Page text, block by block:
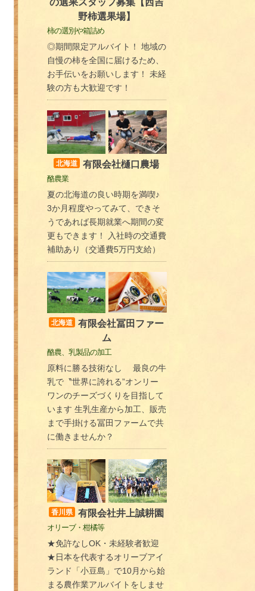
野柿選果場】
柿の選別や箱詰め
◎期間限定アルバイト！ 地域の
自慢の柿を全国に届けるため、
お手伝いをお願いします！ 未経
験の方も大歓迎です！
北海道 有限会社樋口農場
酪農業
夏の北海道の良い時期を満喫♪
3か月程度やってみて、できそ
うであれば長期就業へ期間の変
更もできます！ 入社時の交通費
補助あり（交通費5万円支給）
北海道
有限会社冨田ファー
ム
酪農、乳製品の加工
原料に勝る技術なし 最良の牛
乳で〝世界に誇れる”オンリー
ワンのチーズづくりを目指して
います 生乳生産から加工、販売
まで手掛ける冨田ファームで共
に働きませんか？
香川県 有限会社井上誠耕園
オリーブ・柑橘等
★免許なしOK・未経験者歓迎
★日本を代表するオリーブアイ
ランド「小豆島」で10月から始
まる農作業アルバイトをしませ